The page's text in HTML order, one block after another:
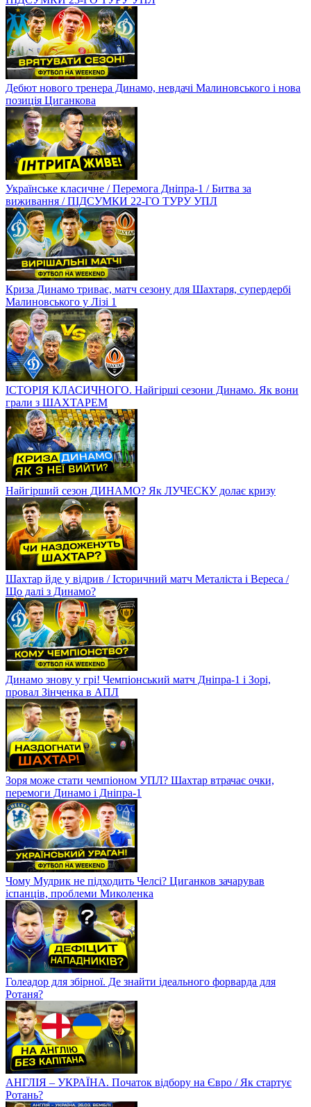
Дебют нового тренера Динамо, невдачі Малиновського і нова
позиція Циганкова
Українське класичне / Перемога Дніпра-1 / Битва за
виживання / ПІДСУМКИ 22-ГО ТУРУ УПЛ
Криза Динамо триває, матч сезону для Шахтаря, супердербі
Малиновського у Лізі 1
ІСТОРІЯ КЛАСИЧНОГО. Найгірші сезони Динамо. Як вони
грали з ШАХТАРЕМ
Найгірший сезон ДИНАМО? Як ЛУЧЕСКУ долає кризу
Шахтар йде у відрив / Історичний матч Металіста і Вереса /
Що далі з Динамо?
Динамо знову у грі! Чемпіонський матч Дніпра-1 і Зорі,
провал Зінченка в АПЛ
Зоря може стати чемпіоном УПЛ? Шахтар втрачає очки,
перемоги Динамо і Дніпра-1
Чому Мудрик не підходить Челсі? Циганков зачарував
іспанців, проблеми Миколенка
Голеадор для збірної. Де знайти ідеального форварда для
Ротаня?
АНГЛІЯ – УКРАЇНА. Початок відбору на Євро / Як стартує
Ротань?